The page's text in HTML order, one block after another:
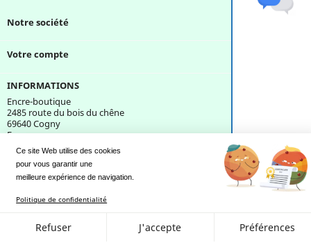
Ce site Web utilise des cookies
pour vous garantir une
meilleure expérience de navigation.
Politique de confidentialité
Refuser J'accepte Préférences
Une question ?
Notre société
Votre compte
INFORMATIONS
Encre-boutique
2485 route du bois du chêne
69640 Cogny
France